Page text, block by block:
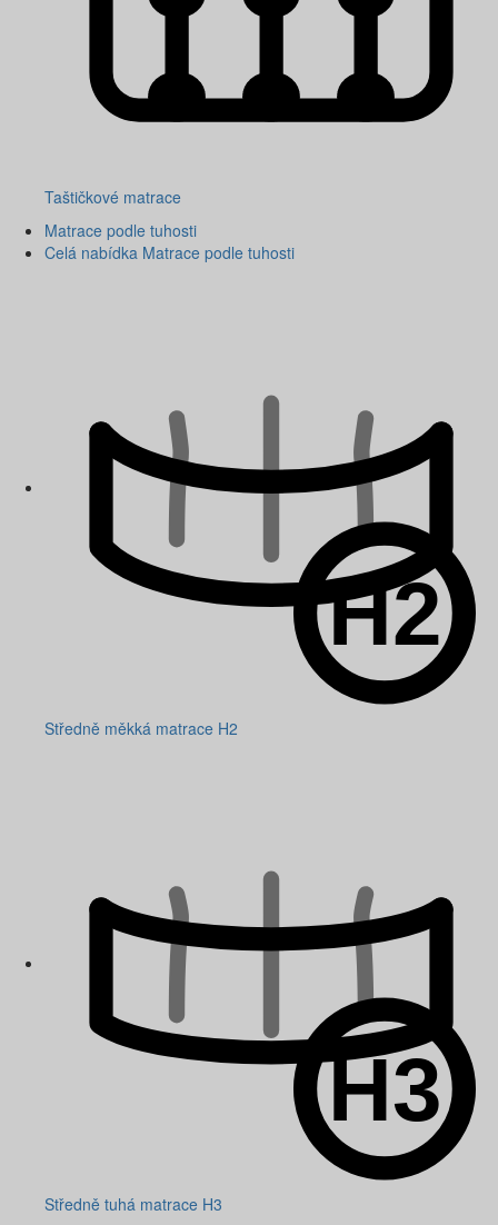
Taštičkové matrace
Matrace podle tuhosti
Celá nabídka Matrace podle tuhosti
Středně měkká matrace H2
Středně tuhá matrace H3